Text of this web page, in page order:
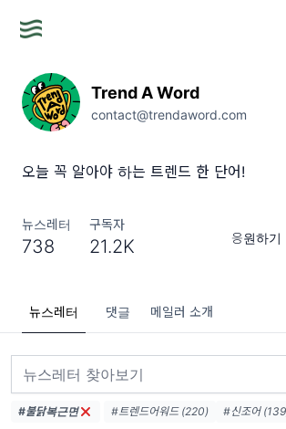
Trend A Word
contact@trendaword.com
오늘 꼭 알아야 하는 트렌드 한 단어!
뉴스레터
738
구독자
21.2K 응원하기
뉴스레터 댓글 메일러 소개
#불닭복근면 #트렌드어워드 (220)
#신조어